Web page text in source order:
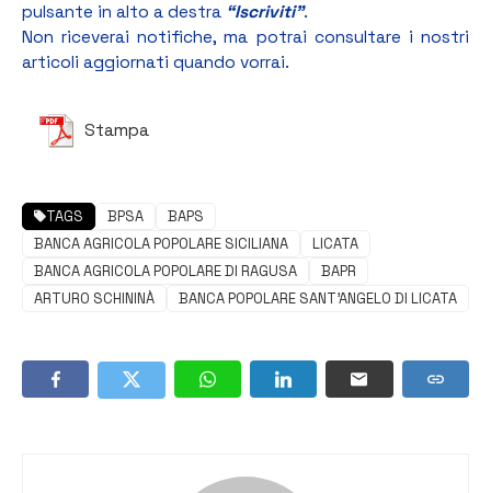
pulsante in alto a destra “Iscriviti”.
Non riceverai notifiche, ma potrai consultare i nostri
articoli aggiornati quando vorrai.
Stampa
TAGS BPSA
BAPS
BANCA AGRICOLA POPOLARE SICILIANA
LICATA
BANCA AGRICOLA POPOLARE DI RAGUSA
BAPR
ARTURO SCHININÀ
BANCA POPOLARE SANT'ANGELO DI LICATA